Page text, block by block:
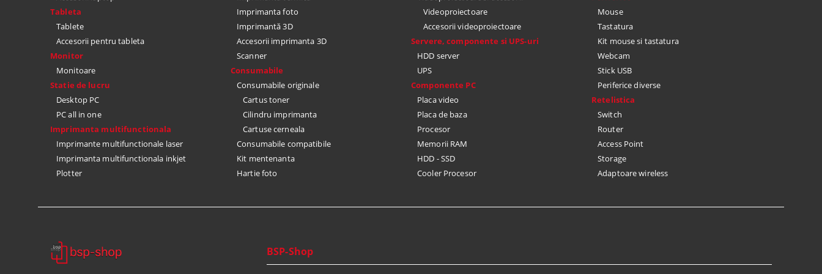
Tableta
Tablete
Accesorii pentru tableta
Monitor
Monitoare
Statie de lucru
Desktop PC
PC all in one
Imprimanta multifunctionala
Imprimante multifunctionale laser
Imprimanta multifunctionala inkjet
Plotter
Imprimanta foto
Imprimantă 3D
Accesorii imprimanta 3D
Scanner
Consumabile
Consumabile originale
Cartus toner
Cilindru imprimanta
Cartuse cerneala
Consumabile compatibile
Kit mentenanta
Hartie foto
Videoproiectoare
Accesorii videoproiectoare
Servere, componente si UPS-uri
HDD server
UPS
Componente PC
Placa video
Placa de baza
Procesor
Memorii RAM
HDD - SSD
Cooler Procesor
Mouse
Tastatura
Kit mouse si tastatura
Webcam
Stick USB
Periferice diverse
Retelistica
Switch
Router
Access Point
Storage
Adaptoare wireless
BSP-Shop